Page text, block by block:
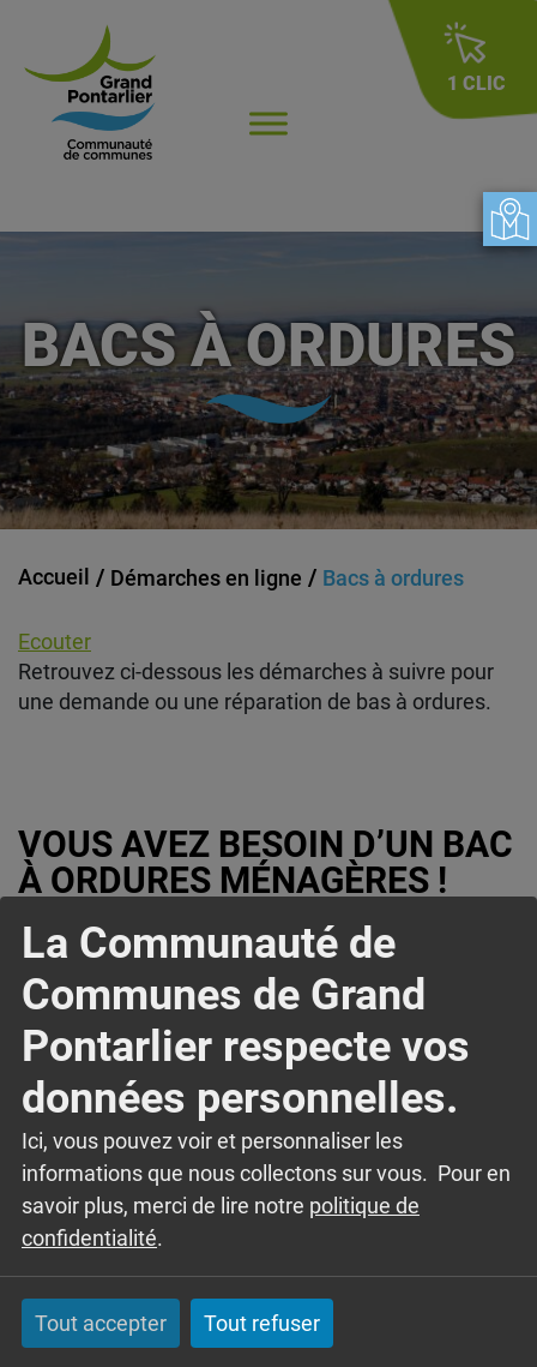
La Communauté de
Communes de Grand
Pontarlier respecte vos
données personnelles.
Ici, vous pouvez voir et personnaliser les
informations que nous collectons sur vous. Pour en
savoir plus, merci de lire notre politique de
confidentialité.
Tout accepter Tout refuser
1 CLIC
BACS À ORDURES
Accueil Démarches en ligne Bacs à ordures
Ecouter
Retrouvez ci-dessous les démarches à suivre pour
une demande ou une réparation de bas à ordures.
VOUS AVEZ BESOIN D’UN BAC
À ORDURES MÉNAGÈRES !
Pour télécharger le formulaire de demande
d’attribution de bac, veuillezcliquer ici.
VOTRE BAC À ORDURES
MÉNAGÈRES DOIT ÊTRE
RÉPARÉ !
Votre bac d’ordures ménagères est endommagé et
nécessite des réparations,téléchargez et remplissez
ce formulaire.